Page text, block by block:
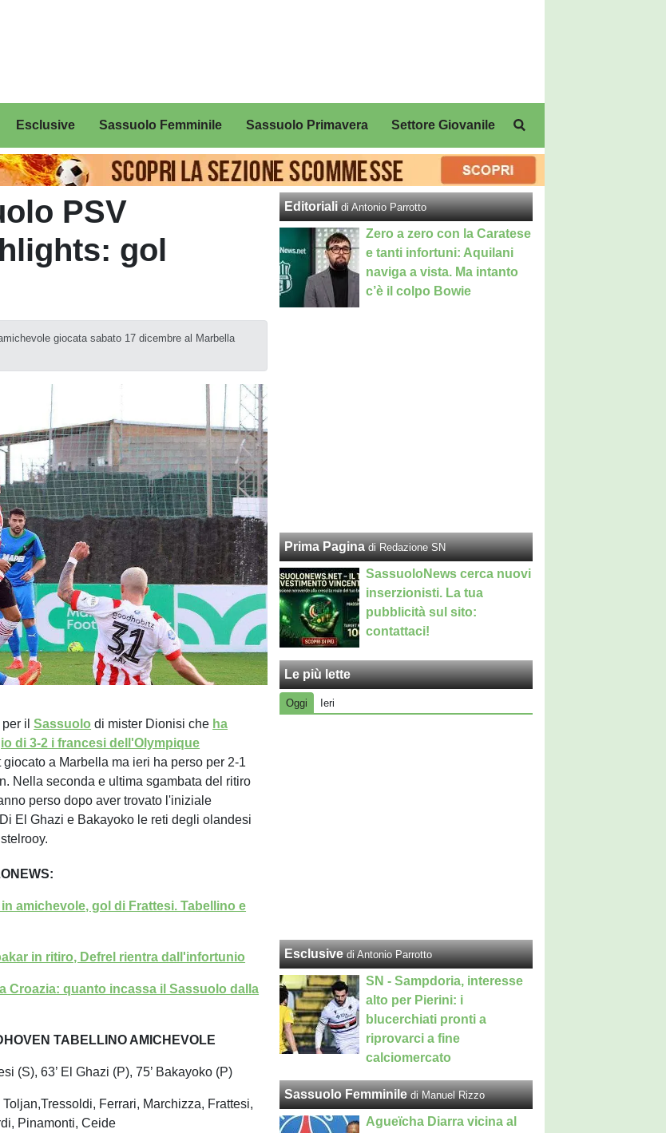
Esclusive Sassuolo Femminile Sassuolo Primavera Settore Giovanile
PSV
gol
giocata sabato 17 dicembre al Marbella
per ilSassuolo di mister Dionisi che ha
di 3-2 i francesi dell'Olympique
giocato a Marbella ma ieri ha perso per 2-1
Nella seconda e ultima sgambata del ritiro
perso dopo aver trovato l'iniziale
El Ghazi e Bakayoko le reti degli olandesi
amichevole, gol di Frattesi. Tabellino e
in ritiro, Defrel rientra dall'infortunio
Croazia: quanto incassa il Sassuolo dalla
TABELLINO AMICHEVOLE
(S), 63’ El Ghazi (P), 75’ Bakayoko (P)
Ferrari, Marchizza, Frattesi,
Pinamonti, Ceide
Editoriali di Antonio Parrotto
Zero a zero con la Caratese
e tanti infortuni: Aquilani
naviga a vista. Ma intanto
c’è il colpo Bowie
Prima Pagina di Redazione SN
SassuoloNews cerca nuovi
inserzionisti. La tua
pubblicità sul sito:
contattaci!
Le più lette
Oggi Ieri
Esclusive di Antonio Parrotto
SN - Sampdoria, interesse
alto per Pierini: i
blucerchiati pronti a
riprovarci a fine
calciomercato
Sassuolo Femminile di Manuel Rizzo
Agueïcha Diarra vicina al